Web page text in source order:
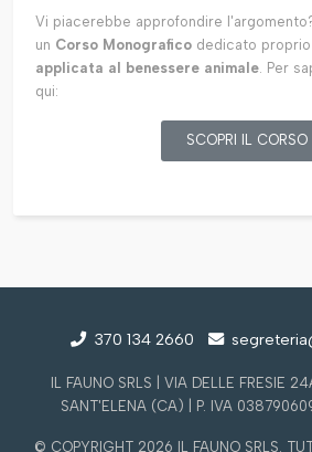
Vi piacerebbe approfondire
un Corso Monografico dedicato proprio
applicata al benessere animale. Per
qui:
SCOPRI IL CORSO
370 134 2660
IL FAUNO SRLS | VIA DELLE FRESIE
SANT'ELENA (CA) | P. IVA
© COPYRIGHT 2026 IL FAUNO SRLS.